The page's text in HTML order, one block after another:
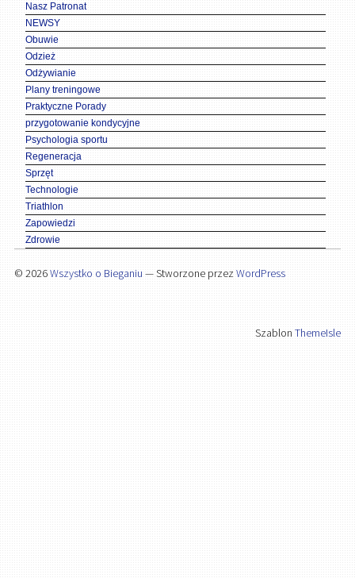
Nasz Patronat
NEWSY
Obuwie
Odzież
Odżywianie
Plany treningowe
Praktyczne Porady
przygotowanie kondycyjne
Psychologia sportu
Regeneracja
Sprzęt
Technologie
Triathlon
Zapowiedzi
Zdrowie
© 2026Wszystko o Bieganiu — Stworzone przezWordPress
SzablonThemeIsle